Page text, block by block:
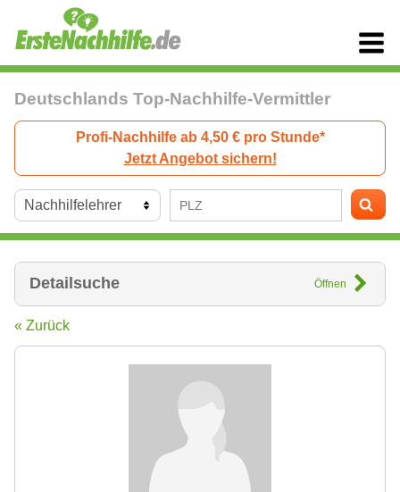
Deutschlands Top-Nachhilfe-Vermittler
Profi-Nachhilfe ab 4,50 € pro Stunde*
Jetzt Angebot sichern!
Detailsuche Öffnen
« Zurück